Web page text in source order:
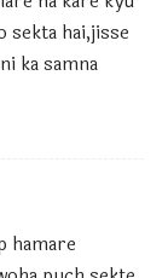
sekta hai,jisse
ka samna
hamare